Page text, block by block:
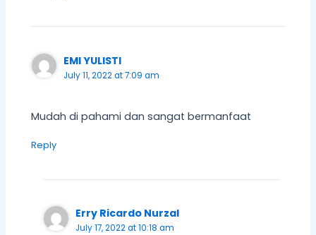
EMI YULISTI
July 11, 2022 at 7:09 am
Mudah di pahami dan sangat bermanfaat
Reply
Erry Ricardo Nurzal
July 17, 2022 at 10:18 am